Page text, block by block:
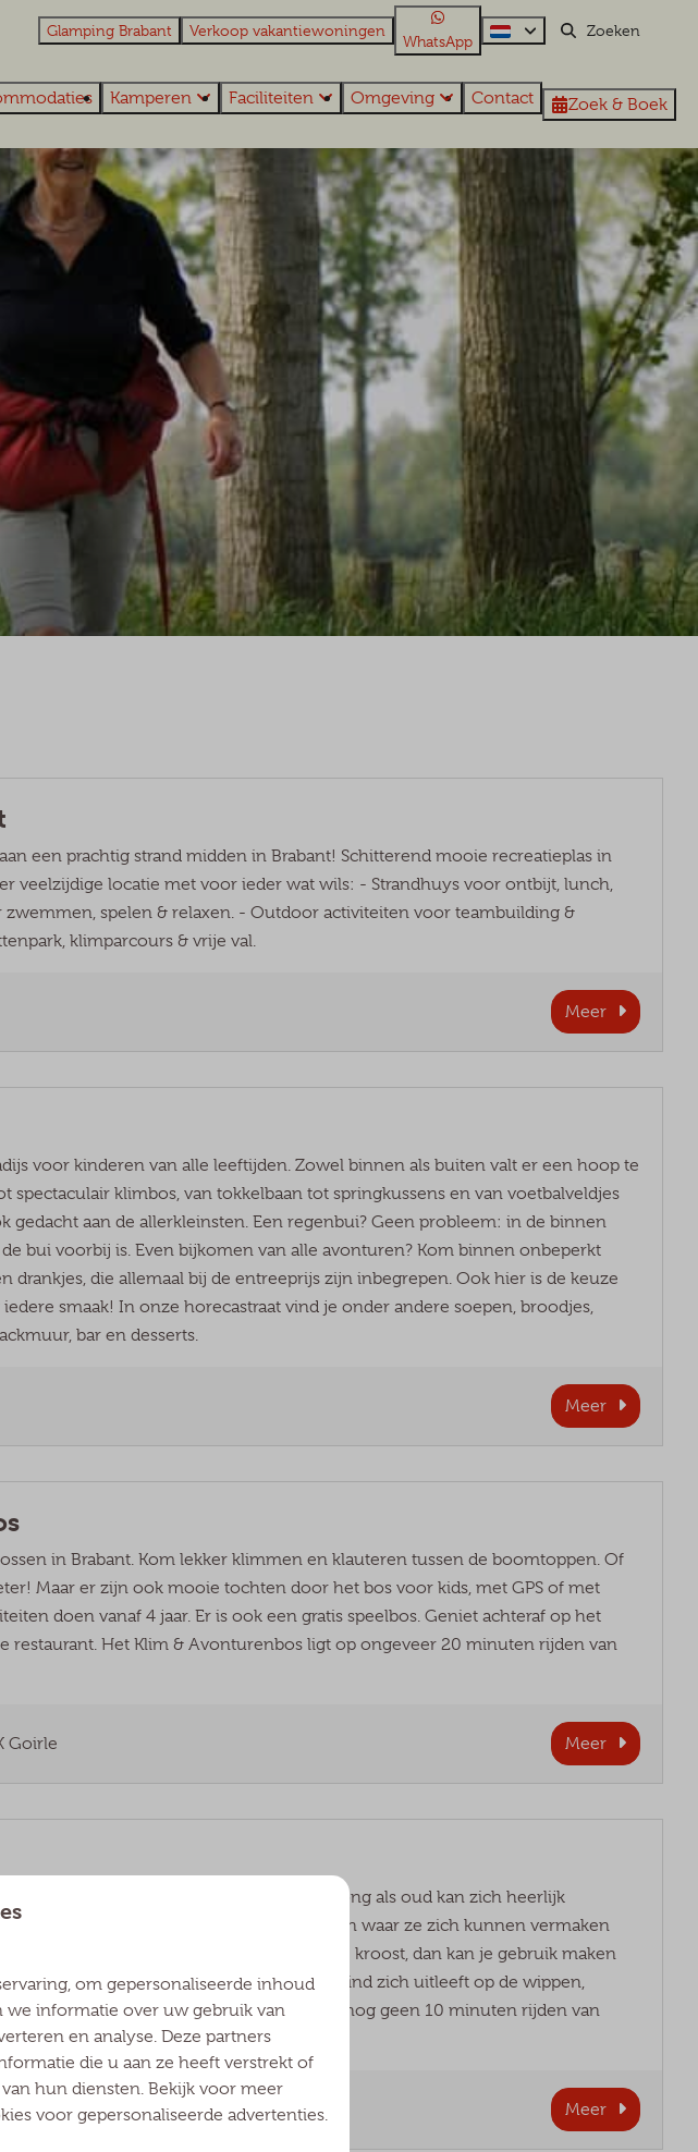
Glamping Brabant Verkoop vakantiewoningen
WhatsApp
Kamperen Faciliteiten Omgeving Contact Zoek & Boek
een prachtig strand midden in Brabant! Schitterend mooie recreatieplas in
veelzijdige locatie met voor ieder wat wils: - Strandhuys voor ontbijt, lunch,
zwemmen, spelen & relaxen. - Outdoor activiteiten voor teambuilding &
klimparcours & vrije val.
Meer
voor kinderen van alle leeftijden. Zowel binnen als buiten valt er een hoop te
spectaculair klimbos, van tokkelbaan tot springkussens en van voetbalveldjes
gedacht aan de allerkleinsten. Een regenbui? Geen probleem: in de binnen
bui voorbij is. Even bijkomen van alle avonturen? Kom binnen onbeperkt
drankjes, die allemaal bij de entreeprijs zijn inbegrepen. Ook hier is de keuze
smaak! In onze horecastraat vind je onder andere soepen, broodjes,
bar en desserts.
Meer
in Brabant. Kom lekker klimmen en klauteren tussen de boomtoppen. Of
Maar er zijn ook mooie tochten door het bos voor kids, met GPS of met
doen vanaf 4 jaar. Er is ook een gratis speelbos. Geniet achteraf op het
restaurant. Het Klim & Avonturenbos ligt op ongeveer 20 minuten rijden van
Goirle Meer
te beleven bij de Financiën. Zowel jong als oud kan zich heerlijk
er onder andere een grote ruime speeltuin waar ze zich kunnen vermaken
op het terras. Ben je liever wat dichter bij je kroost, dan kan je gebruik maken
deze manier kan je direct toezien hoe je kind zich uitleeft op de wippen,
of klimtoestellen. <p> De Financiën ligt op nog geen 10 minuten rijden van
Meer
om gepersonaliseerde inhoud
we informatie over uw gebruik van
en analyse. Deze partners
die u aan ze heeft verstrekt of
hun diensten. Bekijk voor meer
voor gepersonaliseerde advertenties.